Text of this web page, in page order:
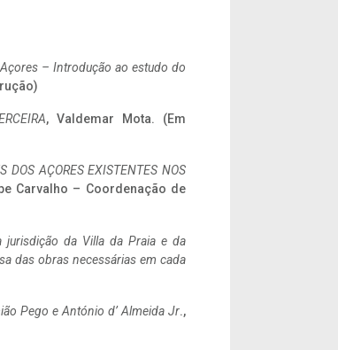
– Introdução ao estudo do
, Valdemar Mota. (Em
DOS AÇORES EXISTENTES NOS
Carvalho – Coordenação de
da Villa da Praia e da
das obras necessárias em cada
Pego e António d’ Almeida Jr.,